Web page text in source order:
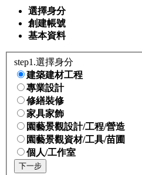
選擇身分
創建帳號
基本資料
step1.選擇身分
建築建材工程
專業設計
修繕裝修
家具家飾
園藝景觀設計/工程/營造
園藝景觀資材/工具/苗圃
個人/工作室
下一步